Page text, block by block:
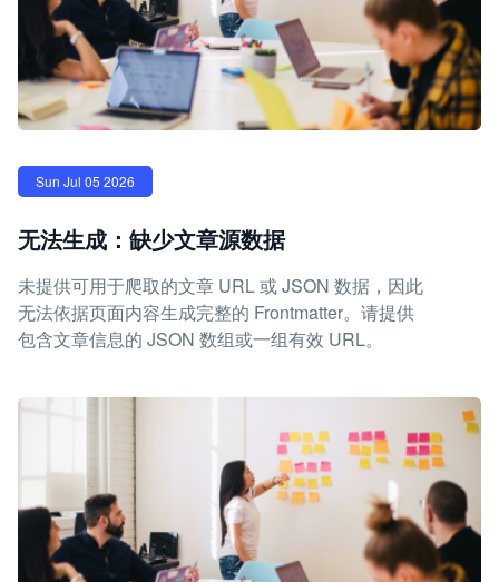
Sun Jul 05 2026
无法生成：缺少文章源数据
未提供可用于爬取的文章 URL 或 JSON 数据，因此
无法依据页面内容生成完整的 Frontmatter。请提供
包含文章信息的 JSON 数组或一组有效 URL。